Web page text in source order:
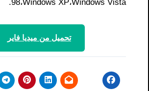
98،Windows XP،Windows Vista.
تحميل من ميديا ​​فاير